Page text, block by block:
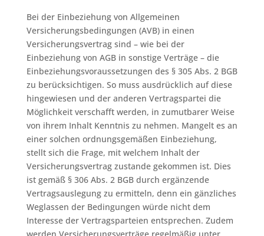
Bei der Einbeziehung von Allgemeinen
Versicherungsbedingungen (AVB) in einen
Versicherungsvertrag sind – wie bei der
Einbeziehung von AGB in sonstige Verträge – die
Einbeziehungsvoraussetzungen des § 305 Abs. 2 BGB
zu berücksichtigen. So muss ausdrücklich auf diese
hingewiesen und der anderen Vertragspartei die
Möglichkeit verschafft werden, in zumutbarer Weise
von ihrem Inhalt Kenntnis zu nehmen. Mangelt es an
einer solchen ordnungsgemäßen Einbeziehung,
stellt sich die Frage, mit welchem Inhalt der
Versicherungsvertrag zustande gekommen ist. Dies
ist gemäß § 306 Abs. 2 BGB durch ergänzende
Vertragsauslegung zu ermitteln, denn ein gänzliches
Weglassen der Bedingungen würde nicht dem
Interesse der Vertragsparteien entsprechen. Zudem